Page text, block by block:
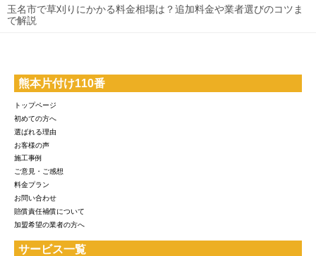
玉名市で草刈りにかかる料金相場は？追加料金や業者選びのコツま
で解説
熊本片付け110番
トップページ
初めての方へ
選ばれる理由
お客様の声
施工事例
ご意見・ご感想
料金プラン
お問い合わせ
賠償責任補償について
加盟希望の業者の方へ
サービス一覧